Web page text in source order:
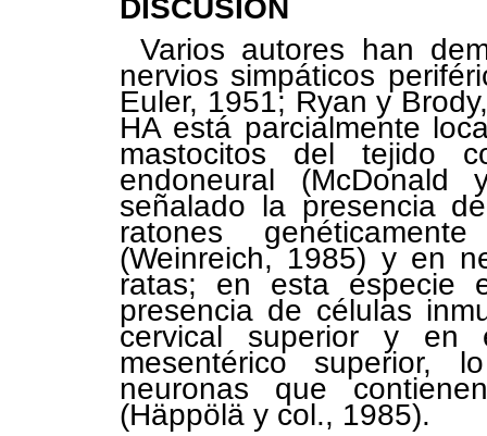
DISCUSIÓN
Varios autores han
nervios simpáticos
Euler, 1951; Ryan y
HA está parcialmente
mastocitos del tejido
endoneural
señalado la presencia
ratones
(Weinreich, 1985) y en
ratas; en esta especie
presencia de células
cervical superior y en
mesentérico superior,
neuronas que
(Häppölä y col., 1985).